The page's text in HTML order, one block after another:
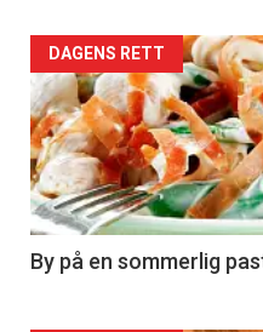
Forsiden
akkurat
nå
-
5
DAGENS RETT
By på en sommerlig